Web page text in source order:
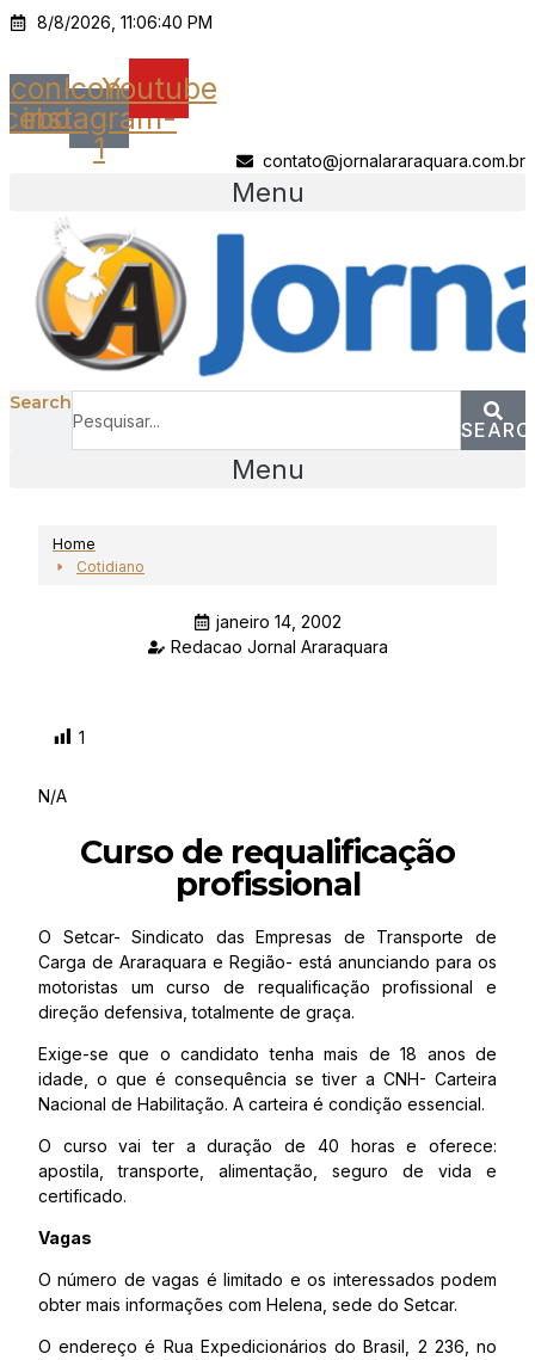
Ir
o
conteúdo
8/8/2026, 11:06:40 PM
Icon-Icon-
instagram-
1
Youtube
contato@jornalararaquara.com.br
Menu
Search
Menu
Home
Cotidiano
janeiro 14, 2002
Redacao Jornal Araraquara
1
N/A
Curso de requalificação
profissional
O Setcar- Sindicato das Empresas de Transporte de
Carga de Araraquara e Região- está anunciando para os
motoristas um curso de requalificação profissional e
direção defensiva, totalmente de graça.
Exige-se que o candidato tenha mais de 18 anos de
idade, o que é consequência se tiver a CNH- Carteira
Nacional de Habilitação. A carteira é condição essencial.
O curso vai ter a duração de 40 horas e oferece:
apostila, transporte, alimentação, seguro de vida e
certificado.
Vagas
O número de vagas é limitado e os interessados podem
obter mais informações com Helena, sede do Setcar.
O endereço é Rua Expedicionários do Brasil, 2 236, no